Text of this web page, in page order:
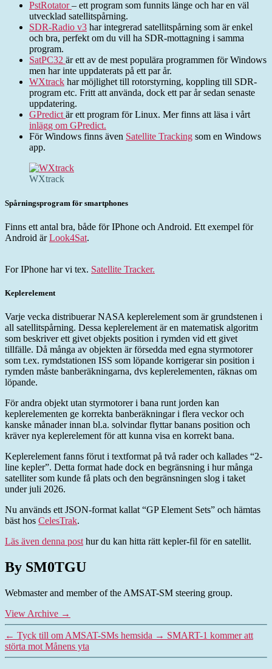
PstRotator– ett program som funnits länge och har en väl
utvecklad satellitspårning.
SDR-Radio v3 har integrerad satellitspårning som är enkel
och bra, perfekt om du vill ha SDR-mottagning i samma
program.
SatPC32 är ett av de mest populära programmen för Windows
men har inte uppdaterats på ett par år.
WXtrack har möjlighet till rotorstyrning, koppling till SDR-
program etc. Fritt att använda, dock ett par år sedan senaste
uppdatering.
GPredict är ett program för Linux. Mer finns att läsa i vårt
inlägg om GPredict.
För Windows finns även Satellite Tracking som en Windows
app.
WXtrack
Spårningsprogram för smartphones
Finns ett antal bra, både för IPhone och Android. Ett exempel för
Android ärLook4Sat.
For IPhone har vi tex. Satellite Tracker.
Keplerelement
Varje vecka distribuerar NASA keplerelement som är grundstenen i
all satellitspårning. Dessa keplerelement är en matematisk algoritm
som beskriver ett givet objekts position i rymden vid ett givet
tillfälle. Då många av objekten är försedda med egna styrmotorer
som t.ex. rymdstationen ISS som löpande korrigerar sin position i
rymden måste banberäkningarna, dvs keplerelementen, räknas om
löpande.
För andra objekt utan styrmotorer i bana runt jorden kan
keplerelementen ge korrekta banberäkningar i flera veckor och
kanske månader innan bl.a. solvindar flyttar banans position och
kräver nya keplerelement för att kunna visa en korrekt bana.
Keplerelement fanns förut i textformat på två rader och kallades “2-
line kepler”. Detta format hade dock en begränsning i hur många
satelliter som kunde få plats och den begränsningen slog i taket
under juli 2026.
Nu används ett JSON-format kallat “GP Element Sets” och hämtas
bäst hos CelesTrak.
Läs även denna post hur du kan hitta rätt kepler-fil för en satellit.
By SM0TGU
Webmaster and member of the AMSAT-SM steering group.
View Archive →
← Tyck till om AMSAT-SMs hemsida → SMART-1 kommer att
störta mot Månens yta